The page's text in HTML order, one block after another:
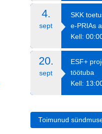
4.
sept
SKK
e-PRIAs
Kell:
20.
sept
ESF+
töötuba
Kell:
Toimunud